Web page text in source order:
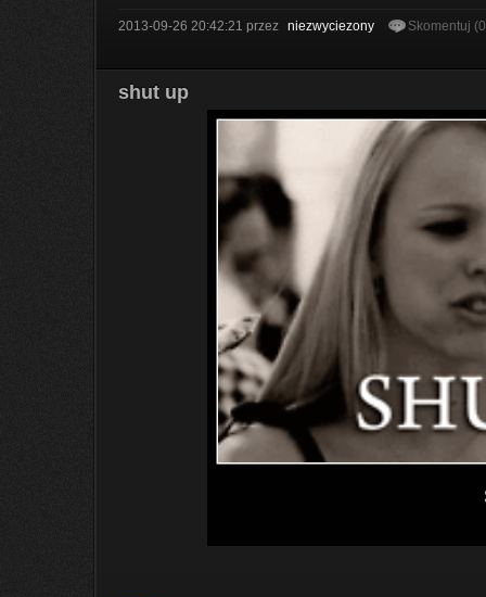
2013-09-26 20:42:21 przez niezwyciezony Skomentuj
shut up